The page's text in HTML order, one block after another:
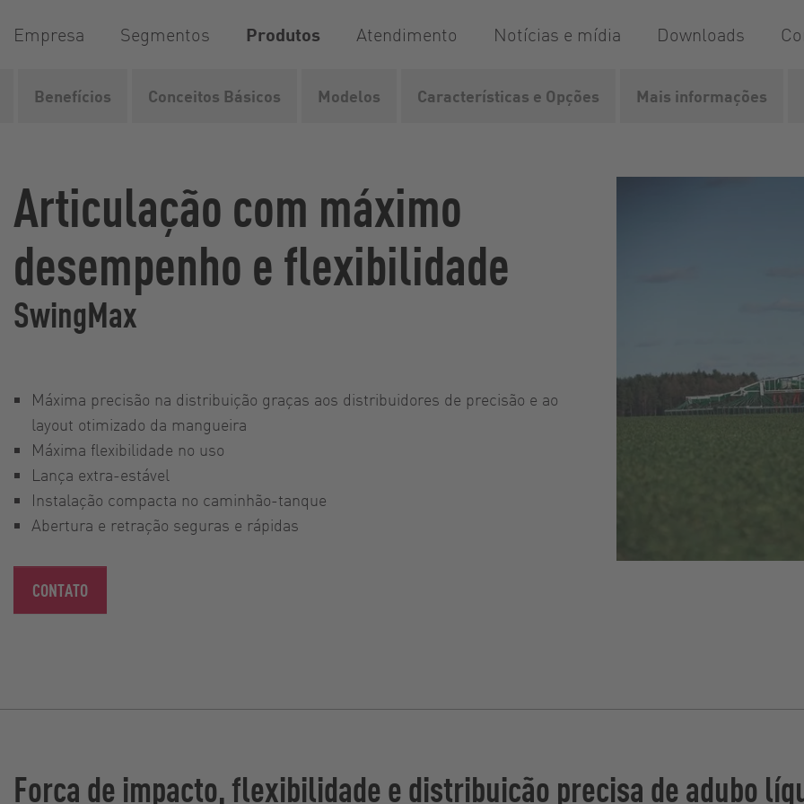
Empresa Segmentos Produtos Atendimento Notícias e mídia Downloads
Vogelsang Produtos Tecnologia de distribuição Articulações para esterco líquido SwingMax
Articulação com máximo
desempenho e flexibilidade
SwingMax
Máxima precisão na distribuição graças aos distribuidores de precisão e ao
layout otimizado da mangueira
Máxima flexibilidade no uso
Lança extra-estável
Instalação compacta no caminhão-tanque
Abertura e retração seguras e rápidas
CONTATO
Benefícios Conceitos Básicos Modelos Características e Opções Mais informações
Força de impacto, flexibilidade e distribuição precisa de adubo